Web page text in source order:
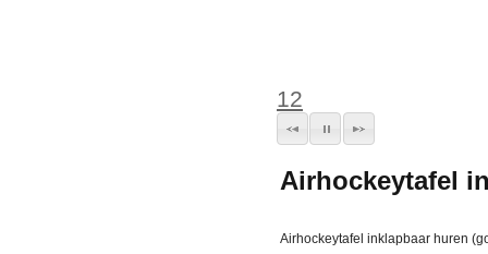
12
Airhockeytafel
Airhockeytafel inklapbaar huren